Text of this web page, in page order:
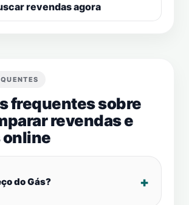
revendas agora
frequentes sobre
revendas e
online
do Gás?